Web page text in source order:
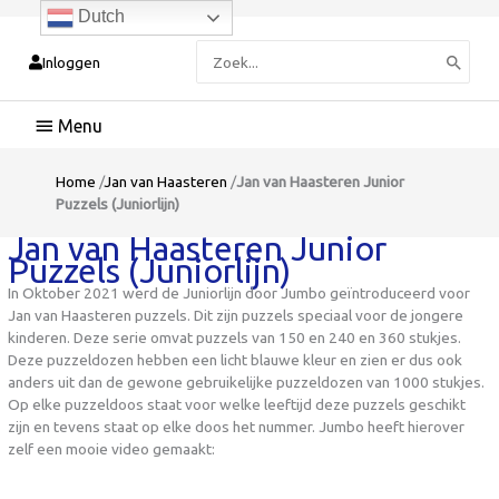
Inloggen
naar:
Hoofdmenu
Home /Jan van Haasteren /Jan van Haasteren Junior
Puzzels (Juniorlijn)
Jan van Haasteren Junior
Puzzels (Juniorlijn)
In Oktober 2021 werd de Juniorlijn door Jumbo geïntroduceerd voor
Jan van Haasteren puzzels. Dit zijn puzzels speciaal voor de jongere
kinderen. Deze serie omvat puzzels van 150 en 240 en 360 stukjes.
Deze puzzeldozen hebben een licht blauwe kleur en zien er dus ook
anders uit dan de gewone gebruikelijke puzzeldozen van 1000 stukjes.
Op elke puzzeldoos staat voor welke leeftijd deze puzzels geschikt
zijn en tevens staat op elke doos het nummer. Jumbo heeft hierover
zelf een mooie video gemaakt:
Dutch